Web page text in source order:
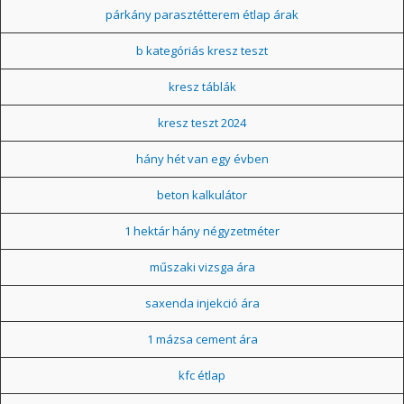
párkány parasztétterem étlap árak
b kategóriás kresz teszt
kresz táblák
kresz teszt 2024
hány hét van egy évben
beton kalkulátor
1 hektár hány négyzetméter
műszaki vizsga ára
saxenda injekció ára
1 mázsa cement ára
kfc étlap